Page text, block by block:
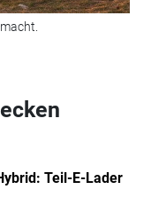
Teil-E-Lader